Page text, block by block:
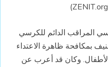
المراقب الدائم للكرسي
بمكافحة ظاهرة الاعتداء
الأطفال. وكان قد أعرب عن